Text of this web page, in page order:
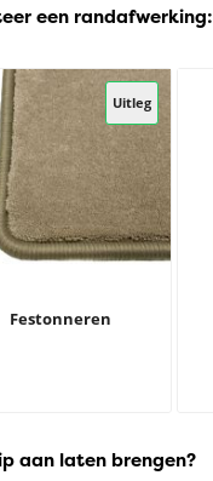
een randafwerking:
Uitleg
Festonneren
aan laten brengen?